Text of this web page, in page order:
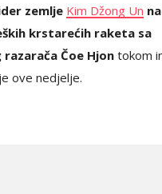
zemlje Kim Džong Un
krstarećih raketa sa
Čoe Hjon tokom
ove nedjelje.